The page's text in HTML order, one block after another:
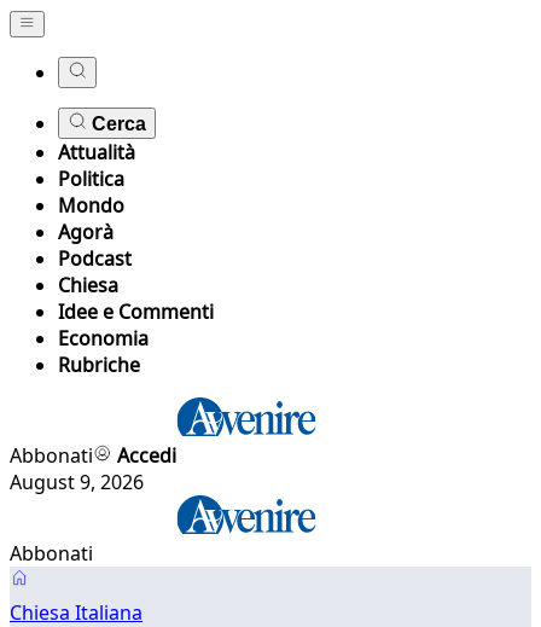
Cerca
Attualità
Politica
Mondo
Agorà
Podcast
Chiesa
Idee e Commenti
Economia
Rubriche
Abbonati
Accedi
August 9, 2026
Abbonati
Chiesa Italiana